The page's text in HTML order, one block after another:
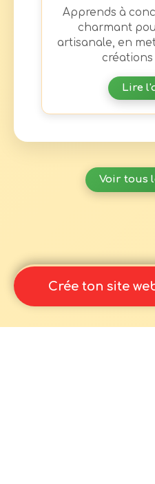
Apprends à
charmant
artisanale, en
créations
Lire
Voir tous
Crée ton site